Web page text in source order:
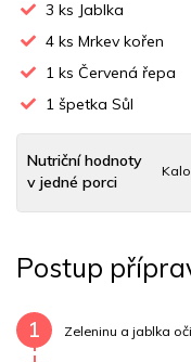
3 ks Jablka
4 ks Mrkev kořen
1 ks Červená řepa
1 špetka Sůl
Nutriční hodnoty
v jedné porci
Uhlovodany 42 g
Draslík 843 mg
Postup
1 Zeleninu a jablka